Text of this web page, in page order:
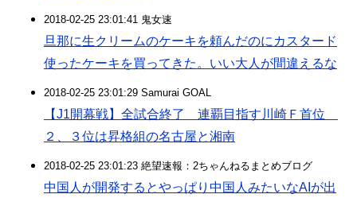
2018-02-25 23:01:41 鬼女速
旦那に生クリームのケーキを頼んだのにカスタード
使ったケーキを買ってきた。いい大人が間違えるな
2018-02-25 23:01:29 Samurai GOAL
【J1開幕戦】全試合終了 連覇目指す川崎Ｆ首位
２、３位は昇格組の名古屋と湘南
2018-02-25 23:01:23 絶望速報：2ちゃんねるまとめブログ
中国人が開発するとやっぱり中国人みたいなAIが出